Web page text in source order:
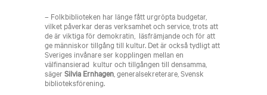
– Folkbiblioteken har länge fått urgröpta budgetar,
vilket påverkar deras verksamhet och service, trots att
de är viktiga för demokratin, ​ läsfrämjande och för att
ge människor tillgång till kultur. Det är också tydligt att
Sveriges invånare ser kopplingen mellan en
välfinansierad ​ kultur och tillgången till densamma,
säger Silvia Ernhagen, generalsekreterare, Svensk
biblioteksförening.